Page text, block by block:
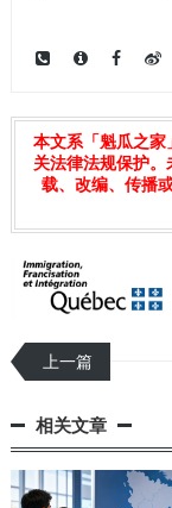
本文系「魁瓜之家
关法律法规保护
载、改编、传播
上一篇
相关文章